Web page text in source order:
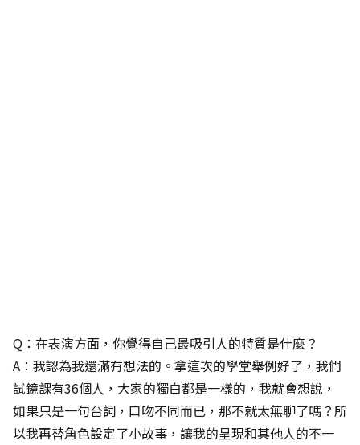
Q：在表演方面，你覺得自己最吸引人的特質是什麼？
A：我認為我還滿有想法的。拿這次的學堂舉例好了，我們
試鏡課有36個人，大家的獨白都是一樣的，我就會想說，
如果只是一句台詞，口吻不同而已，那不就太無聊了嗎？所
以我再替角色設定了小故事，讓我的呈現和其他人的不一